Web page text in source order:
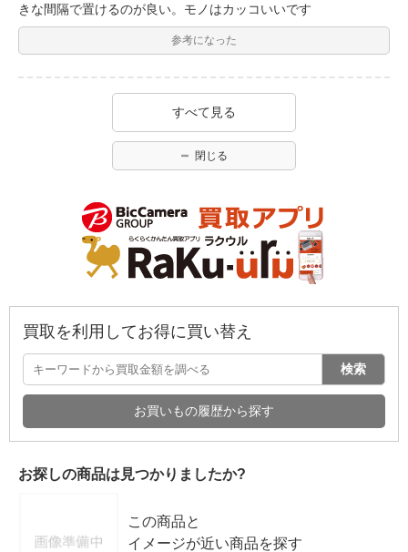
きな間隔で置けるのが良い。モノはカッコいいです
参考になった
すべて見る
閉じる
買取を利用してお得に買い替え
検索
お買いもの履歴から探す
お探しの商品は見つかりましたか?
この商品と
イメージが近い商品を探す